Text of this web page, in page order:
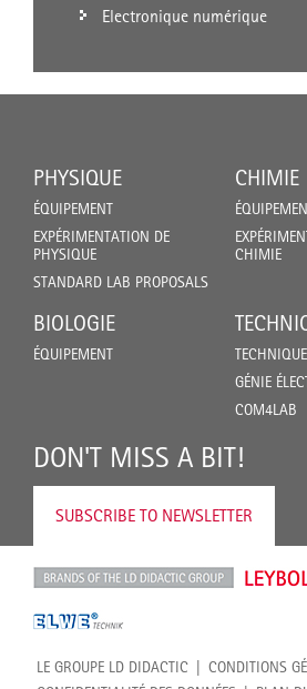
Electronique numérique
PHYSIQUE
ÉQUIPEMENT
EXPÉRIMENTATION DE
PHYSIQUE
STANDARD LAB PROPOSALS
CHIMIE
CHIMIE
BIOLOGIE
ÉQUIPEMENT
GÉNIE
COM4LAB
DON'T MISS A BIT!
SUBSCRIBE TO NEWSLETTER
LE GROUPE LD DIDACTIC
CONDITIONS